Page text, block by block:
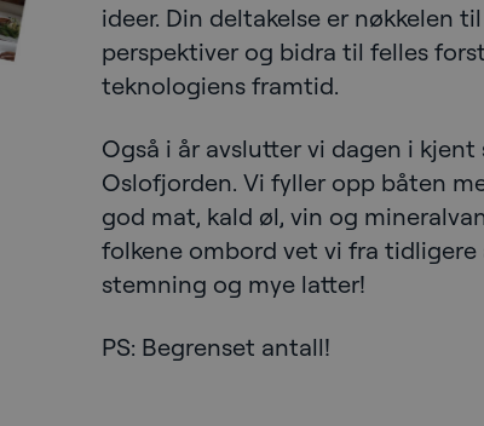
ideer. Din deltakelse er nøkkelen
perspektiver og bidra til felles
teknologiens framtid.
Også i år avslutter vi dagen i
Oslofjorden. Vi fyller opp båten
god mat, kald øl, vin og
folkene ombord vet vi fra
stemning og mye latter!
PS: Begrenset antall!